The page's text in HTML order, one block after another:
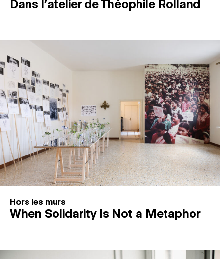
Dans l’atelier de Théophile Rolland
Hors les murs
When Solidarity Is Not a Metaphor